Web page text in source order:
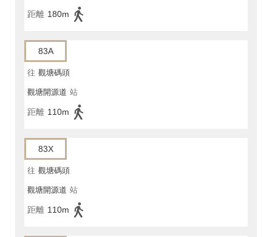
距離 180m
83A
往 觀塘碼頭
觀塘開源道 站
距離 110m
83X
往 觀塘碼頭
觀塘開源道 站
距離 110m